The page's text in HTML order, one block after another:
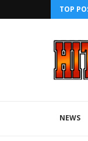
TOP
EDITION
NEWS